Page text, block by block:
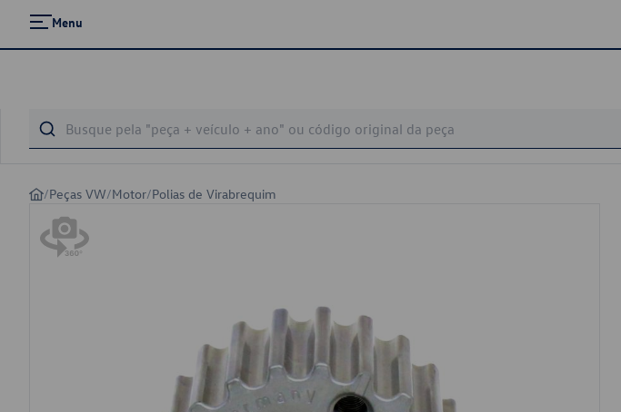
Menu
/Peças VW/Motor/Polias de Virabrequim